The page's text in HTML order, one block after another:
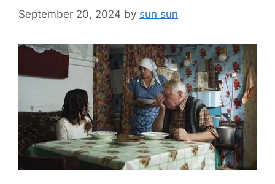
September 20, 2024 by sun sun